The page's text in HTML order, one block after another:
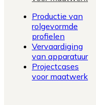
Productie van
rolgevormde
profielen
Vervaardiging
van apparatuur
Projectcases
voor maatwerk